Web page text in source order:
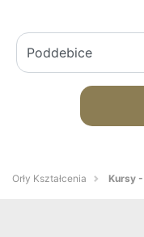
Orły Kształcenia Kursy